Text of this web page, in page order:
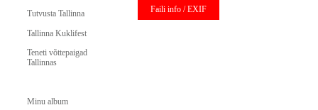
Tutvusta Tallinna
Tallinna Kuklifest
Teneti võttepaigad
Tallinnas
Minu album
Faili info / EXIF